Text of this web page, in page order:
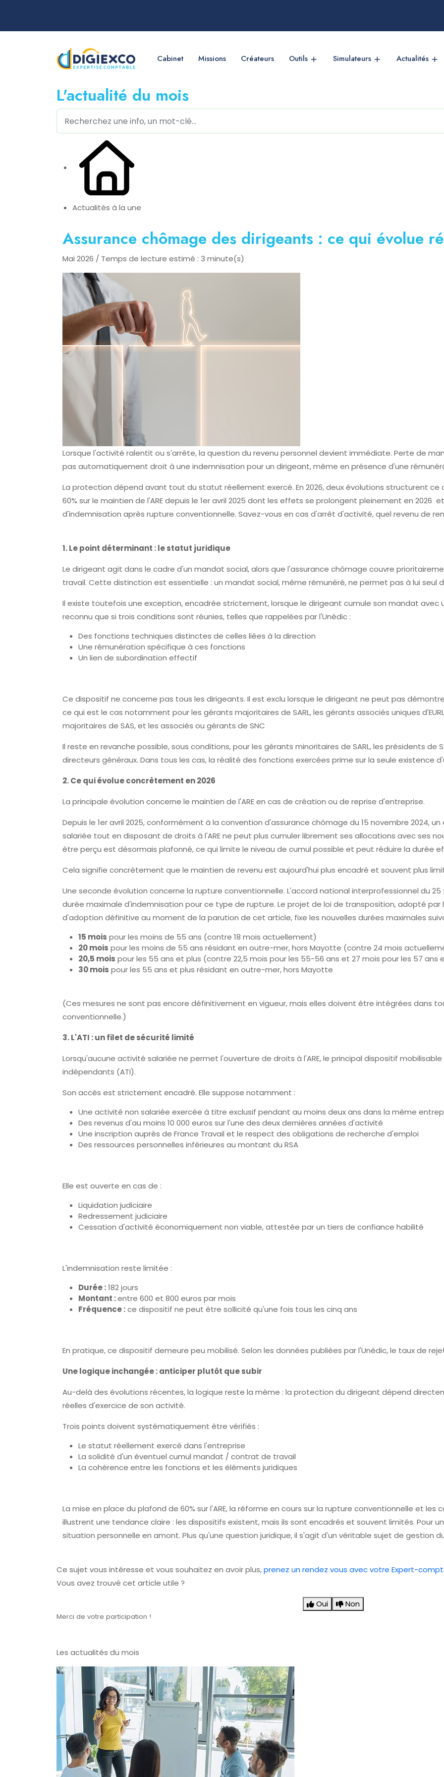
Cabinet Missions Créateurs Outils Simulateurs Actualités
L'actualité du mois
Actualités à la une
Assurance chômage des dirigeants : ce qui évolue
Mai 2026 / Temps de lecture estimé : 3 minute(s)
Lorsque l'activité ralentit ou s'arrête, la question du revenu personnel devient immédiate. Perte de
pas automatiquement droit à une indemnisation pour un dirigeant, même en présence d'une
La protection dépend avant tout du statut réellement exercé. En 2026, deux évolutions structurent ce
60% sur le maintien de l'ARE depuis le 1er avril 2025 dont les effets se prolongent pleinement en 2026
d'indemnisation après rupture conventionnelle. Savez-vous en cas d'arrêt d'activité, quel revenu de
1. Le point déterminant : le statut juridique
Le dirigeant agit dans le cadre d'un mandat social, alors que l'assurance chômage couvre
travail. Cette distinction est essentielle : un mandat social, même rémunéré, ne permet pas à lui seul
Il existe toutefois une exception, encadrée strictement, lorsque le dirigeant cumule son mandat avec
reconnu que si trois conditions sont réunies, telles que rappelées par l'Unédic :
Des fonctions techniques distinctes de celles liées à la direction
Une rémunération spécifique à ces fonctions
Un lien de subordination effectif
Ce dispositif ne concerne pas tous les dirigeants. Il est exclu lorsque le dirigeant ne peut pas
ce qui est le cas notamment pour les gérants majoritaires de SARL, les gérants associés uniques
majoritaires de SAS, et les associés ou gérants de SNC
Il reste en revanche possible, sous conditions, pour les gérants minoritaires de SARL, les présidents de
directeurs généraux. Dans tous les cas, la réalité des fonctions exercées prime sur la seule existence
2. Ce qui évolue concrètement en 2026
La principale évolution concerne le maintien de l'ARE en cas de création ou de reprise d'entreprise.
Depuis le 1er avril 2025, conformément à la convention d'assurance chômage du 15 novembre 2024,
salariée tout en disposant de droits à l'ARE ne peut plus cumuler librement ses allocations avec ses
être perçu est désormais plafonné, ce qui limite le niveau de cumul possible et peut réduire la durée
Cela signifie concrètement que le maintien de revenu est aujourd'hui plus encadré et souvent plus
Une seconde évolution concerne la rupture conventionnelle. L'accord national interprofessionnel du
durée maximale d'indemnisation pour ce type de rupture. Le projet de loi de transposition, adopté par
d'adoption définitive au moment de la parution de cet article, fixe les nouvelles durées maximales
15 mois pour les moins de 55 ans (contre 18 mois actuellement)
20 mois pour les moins de 55 ans résidant en outre-mer, hors Mayotte (contre 24 mois
20,5 mois pour les 55 ans et plus (contre 22,5 mois pour les 55-56 ans et 27 mois pour les 57
30 mois pour les 55 ans et plus résidant en outre-mer, hors Mayotte
(Ces mesures ne sont pas encore définitivement en vigueur, mais elles doivent être intégrées dans
conventionnelle.)
3. L'ATI : un filet de sécurité limité
Lorsqu'aucune activité salariée ne permet l'ouverture de droits à l'ARE, le principal dispositif
indépendants (ATI).
Son accès est strictement encadré. Elle suppose notamment :
Une activité non salariée exercée à titre exclusif pendant au moins deux ans dans la même
Des revenus d'au moins 10 000 euros sur l'une des deux dernières années d'activité
Une inscription auprès de France Travail et le respect des obligations de recherche d'emploi
Des ressources personnelles inférieures au montant du RSA
Elle est ouverte en cas de :
Liquidation judiciaire
Redressement judiciaire
Cessation d'activité économiquement non viable, attestée par un tiers de confiance habilité
L'indemnisation reste limitée :
Durée :182 jours
Montant :entre 600 et 800 euros par mois
Fréquence :ce dispositif ne peut être sollicité qu'une fois tous les cinq ans
En pratique, ce dispositif demeure peu mobilisé. Selon les données publiées par l'Unédic, le taux de
Une logique inchangée : anticiper plutôt que subir
Au-delà des évolutions récentes, la logique reste la même : la protection du dirigeant dépend
réelles d'exercice de son activité.
Trois points doivent systématiquement être vérifiés :
Le statut réellement exercé dans l'entreprise
La solidité d'un éventuel cumul mandat / contrat de travail
La cohérence entre les fonctions et les éléments juridiques
La mise en place du plafond de 60% sur l'ARE, la réforme en cours sur la rupture conventionnelle et les
illustrent une tendance claire : les dispositifs existent, mais ils sont encadrés et souvent limités. Pour
situation personnelle en amont. Plus qu'une question juridique, il s'agit d'un véritable sujet de gestion
Ce sujet vous intéresse et vous souhaitez en avoir plus,prenez un rendez vous avec votre Expert-
Vous avez trouvé cet article utile ?
Oui
Non
Merci de votre participation !
Les actualités du mois